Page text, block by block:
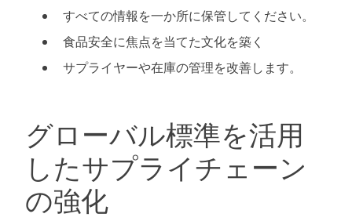
すべての情報を一か所に保管してください。
食品安全に焦点を当てた文化を築く
サプライヤーや在庫の管理を改善します。
グローバル標準を活用
したサプライチェーン
の強化